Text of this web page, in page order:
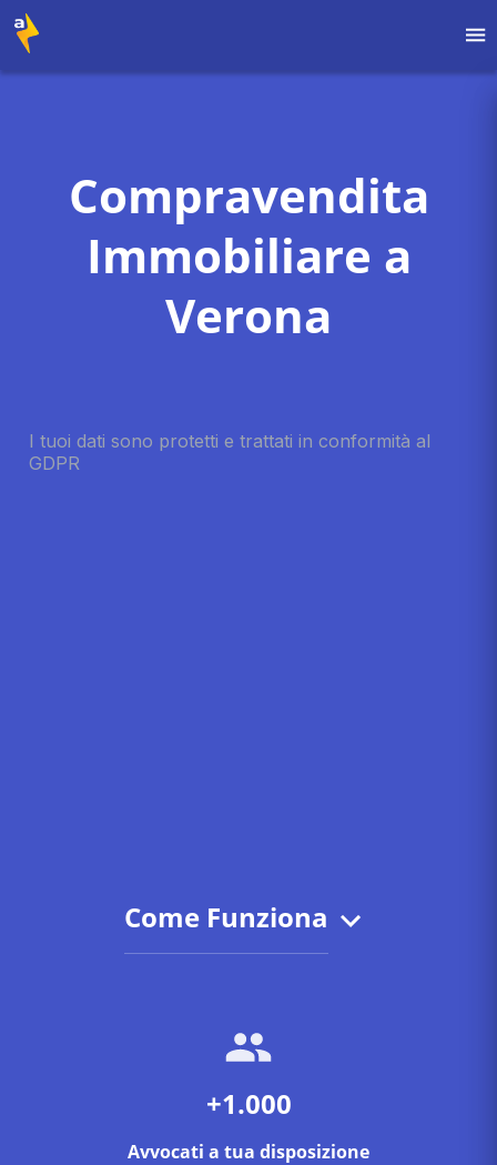
Compravendita
Immobiliare a
Verona
Come Funziona
+1.000
Avvocati a tua disposizione